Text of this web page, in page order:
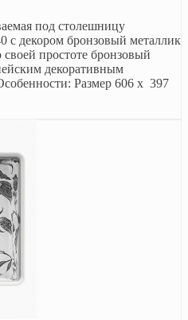
под столешницу
с декором бронзовый металлик
простоте бронзовый
декоративным
Размер 606 х 397